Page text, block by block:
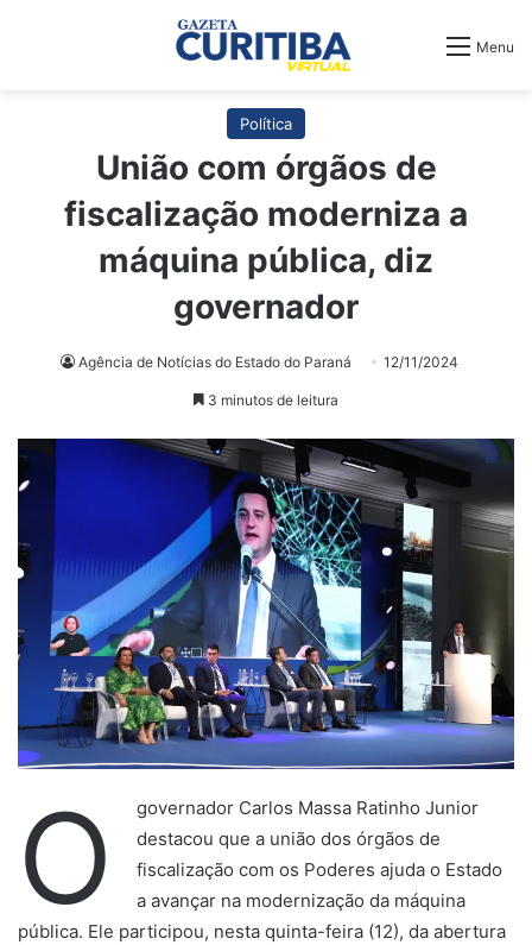
Menu
Política
União com órgãos de
fiscalização moderniza a
máquina pública, diz
governador
Agência de Notícias do Estado do Paraná 12/11/2024
3 minutos de leitura
O
governador Carlos Massa Ratinho Junior
destacou que a união dos órgãos de
fiscalização com os Poderes ajuda o Estado
a avançar na modernização da máquina
pública. Ele participou, nesta quinta-feira (12), da abertura